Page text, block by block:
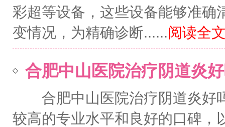
彩超等设备，这些设备能够准确
变情况，为精确诊断......阅读全
合肥中山医院治疗阴道炎
合肥中山医院治疗阴道炎好
较高的专业水平和良好的口碑